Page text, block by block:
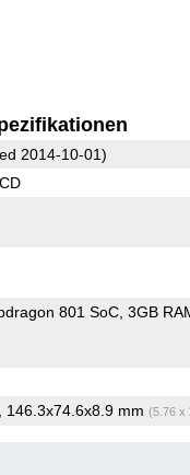
2014-10-01)
801 SoC 3GB
, 146.3x74.6x8.9 mm (5.76 x